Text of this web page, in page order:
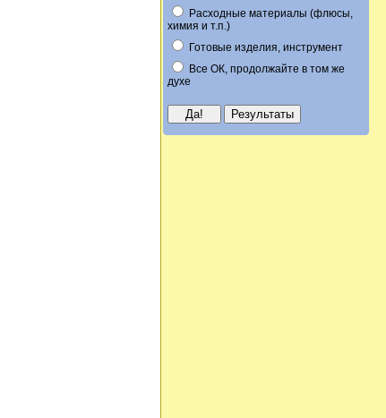
Расходные материалы (флюсы,
химия и т.п.)
Готовые изделия, инструмент
Все ОК, продолжайте в том же
духе